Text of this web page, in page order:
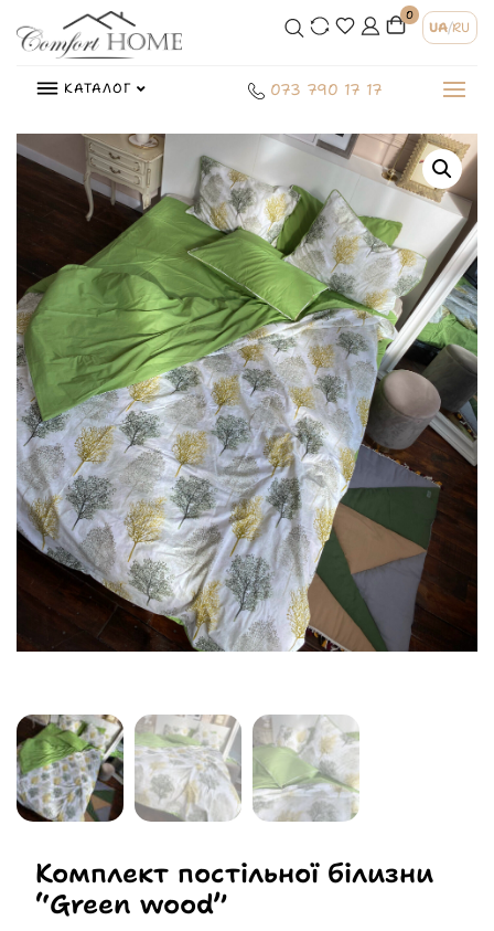
0
UA/RU
КАТАЛОГ 073 790 17 17
Комплект постільної білизни
“Green wood”